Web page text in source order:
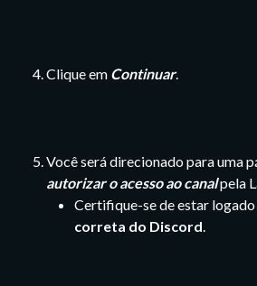
Clique em Continuar.
Você será direcionado para uma
autorizar o acesso ao canal pela
Certifique-se de estar logado
correta do Discord